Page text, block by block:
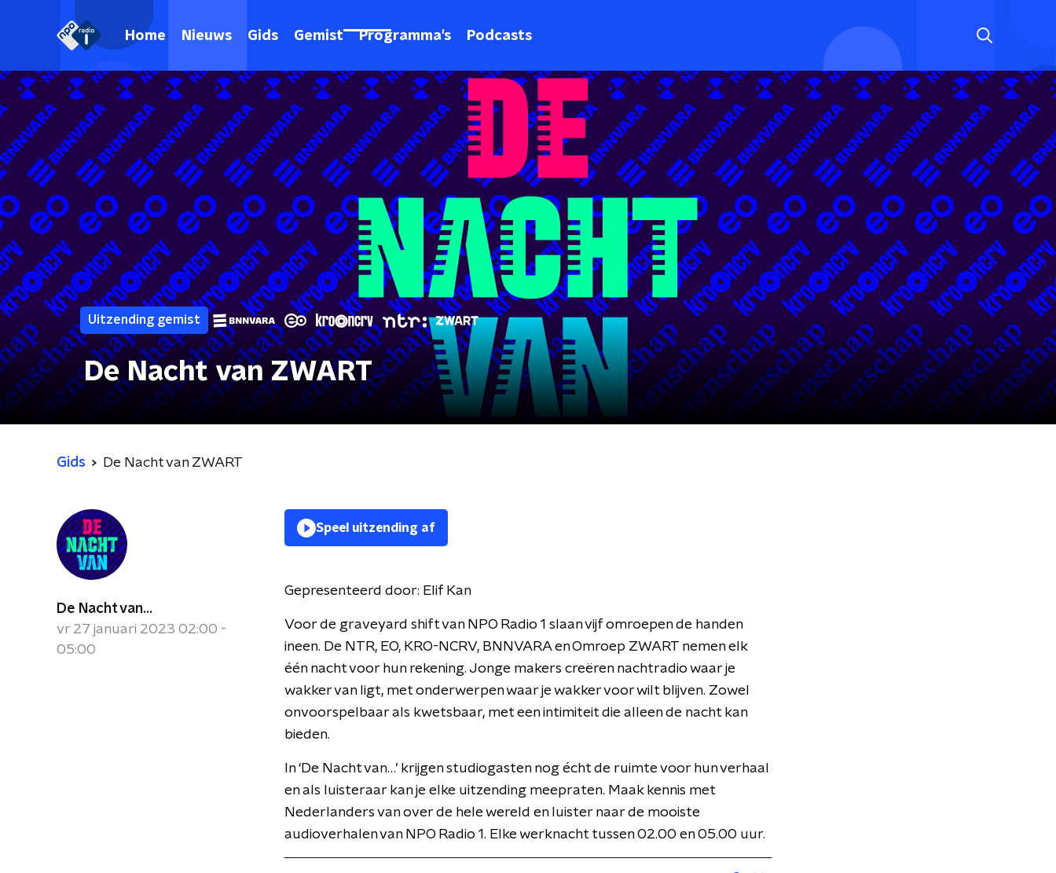
Home Nieuws Gids Gemist Programma's Podcasts
Uitzending gemist
De Nacht van ZWART
Gids De Nacht van ZWART
De Nacht van...
vr 27 januari 2023 02:00 -
05:00
Speel uitzending af
Gepresenteerd door: Elif Kan
Voor de graveyard shift van NPO Radio 1 slaan vijf omroepen de handen
ineen. De NTR, EO, KRO-NCRV, BNNVARA en Omroep ZWART nemen elk
één nacht voor hun rekening. Jonge makers creëren nachtradio waar je
wakker van ligt, met onderwerpen waar je wakker voor wilt blijven. Zowel
onvoorspelbaar als kwetsbaar, met een intimiteit die alleen de nacht kan
bieden.
In ‘De Nacht van…’ krijgen studiogasten nog écht de ruimte voor hun verhaal
en als luisteraar kan je elke uitzending meepraten. Maak kennis met
Nederlanders van over de hele wereld en luister naar de mooiste
audioverhalen van NPO Radio 1. Elke werknacht tussen 02.00 en 05.00 uur.